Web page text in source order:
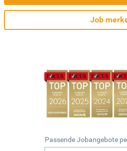
Job
Passende Jobangebote